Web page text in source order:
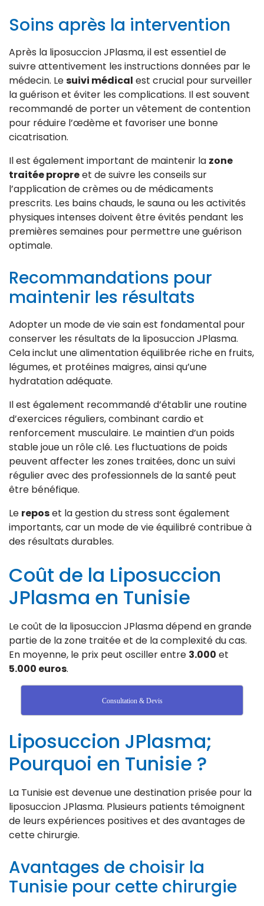
Soins après la intervention
Après la liposuccion JPlasma, il est essentiel de
suivre attentivement les instructions données par le
médecin. Lesuivi médical est crucial pour surveiller
la guérison et éviter les complications. Il est souvent
recommandé de porter un vêtement de contention
pour réduire l’œdème et favoriser une bonne
cicatrisation.
Il est également important de maintenir la zone
traitée propreet de suivre les conseils sur
l’application de crèmes ou de médicaments
prescrits. Les bains chauds, le sauna ou les activités
physiques intenses doivent être évités pendant les
premières semaines pour permettre une guérison
optimale.
Recommandations pour
maintenir les résultats
Adopter un mode de vie sain est fondamental pour
conserver les résultats de la liposuccion JPlasma.
Cela inclut une alimentation équilibrée riche en fruits,
légumes, et protéines maigres, ainsi qu’une
hydratation adéquate.
Il est également recommandé d’établir une routine
d’exercices réguliers, combinant cardio et
renforcement musculaire. Le maintien d’un poids
stable joue un rôle clé. Les fluctuations de poids
peuvent affecter les zones traitées, donc un suivi
régulier avec des professionnels de la santé peut
être bénéfique.
Le reposet la gestion du stress sont également
importants, car un mode de vie équilibré contribue à
des résultats durables.
Coût de la Liposuccion
JPlasma en Tunisie
Le coût de la liposuccion JPlasma dépend en grande
partie de la zone traitée et de la complexité du cas.
En moyenne, le prix peut osciller entre 3.000 et
5.000 euros.
Consultation & Devis
Liposuccion JPlasma;
Pourquoi en Tunisie ?
La Tunisie est devenue une destination prisée pour la
liposuccion JPlasma. Plusieurs patients témoignent
de leurs expériences positives et des avantages de
cette chirurgie.
Avantages de choisir la
Tunisie pour cette chirurgie